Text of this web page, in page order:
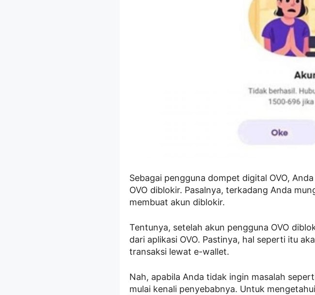
Sebagai pengguna dompet digital OVO,
OVO diblokir. Pasalnya, terkadang Anda
membuat akun diblokir.
Tentunya, setelah akun pengguna OVO
dari aplikasi OVO. Pastinya, hal seperti itu
transaksi lewat e-wallet.
Nah, apabila Anda tidak ingin masalah
mulai kenali penyebabnya. Untuk